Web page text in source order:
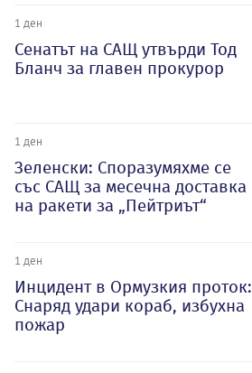
1 ден
Сенатът на САЩ утвърди Тод
Бланч за главен прокурор
1 ден
Зеленски: Споразумяхме се
със САЩ за месечна доставка
на ракети за „Пейтриът“
1 ден
Инцидент в Ормузкия проток:
Снаряд удари кораб, избухна
пожар